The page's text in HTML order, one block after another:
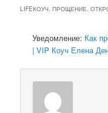
LIFEКОУЧ. ПРОЩЕНИЕ.
Уведомление: Как
| VIP Коуч Елена